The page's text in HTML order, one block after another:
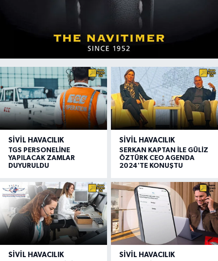
SIVIL HAVACILIK
TGS PERSONELİNE
YAPILACAK ZAMLAR
DUYURULDU
SIVIL HAVACILIK
SERKAN KAPTAN İLE GÜLİZ
ÖZTÜRK CEO AGENDA
2024'TE KONUŞTU
SIVIL HAVACILIK SIVIL HAVACILIK